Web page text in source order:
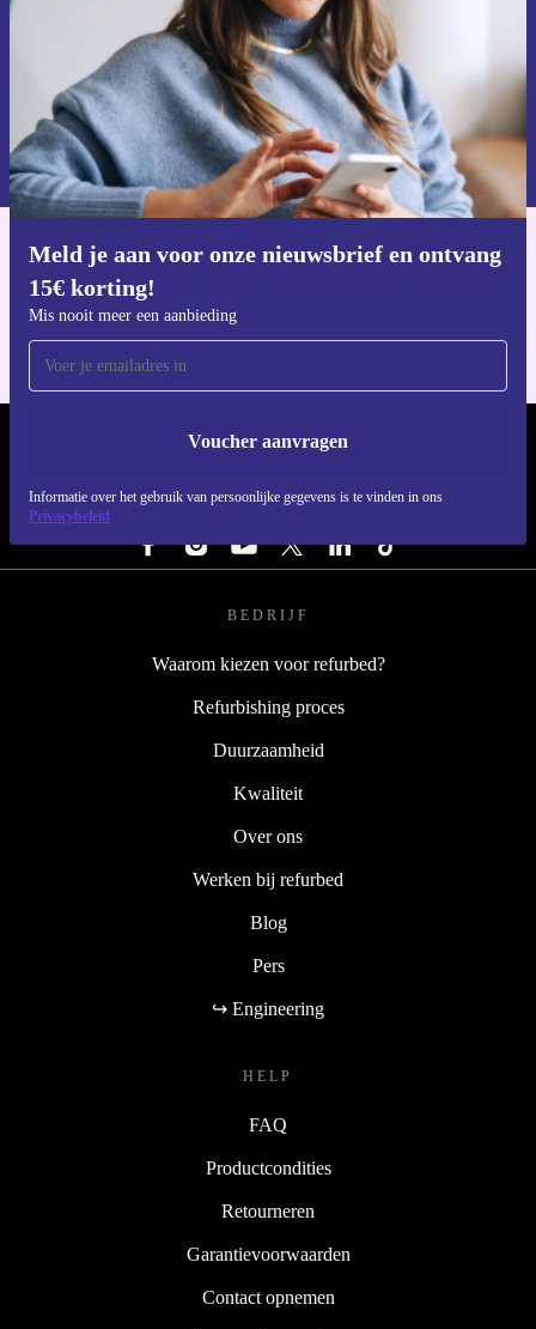
Meld je aan voor onze nieuwsbrief en ontvang
15€ korting!
Mis nooit meer een aanbieding
Voucher aanvragen
Informatie over het gebruik van persoonlijke gegevens is te vinden in ons
Privacybeleid
Voucher aanvragen
Informatie over het gebruik van persoonsgegevens vind je in ons
privacybeleid
Download de refurbed app
REFURBED NEDERLAND - RETHINK NEW.
VOLG ONS
BEDRIJF
Waarom kiezen voor refurbed?
Refurbishing proces
Duurzaamheid
Kwaliteit
Over ons
Werken bij refurbed
Blog
Pers
↪ Engineering
HELP
FAQ
Productcondities
Retourneren
Garantievoorwaarden
Contact opnemen